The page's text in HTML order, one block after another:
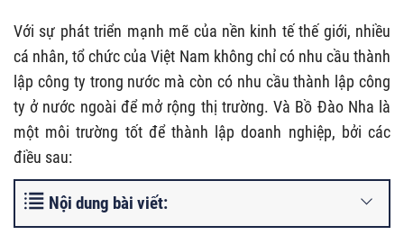
Với sự phát triển mạnh mẽ của nền kinh tế thế giới, nhiều
cá nhân, tổ chức của Việt Nam không chỉ có nhu cầu thành
lập công ty trong nước mà còn có nhu cầu thành lập công
ty ở nước ngoài để mở rộng thị trường. Và Bồ Đào Nha là
một môi trường tốt để thành lập doanh nghiệp, bởi các
điều sau:
Nội dung bài viết: